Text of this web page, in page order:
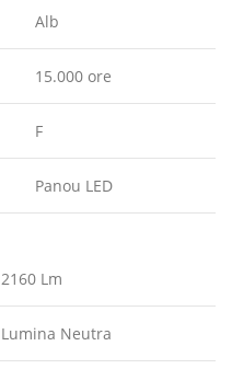
Alb
15.000 ore
F
Panou LED
2160 Lm
Lumina Neutra